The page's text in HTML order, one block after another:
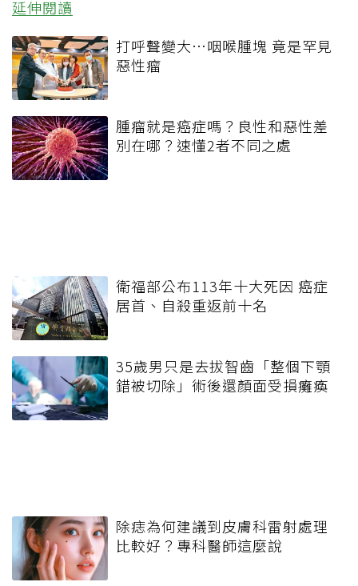
延伸閱讀
打呼聲變大…咽喉腫塊 竟是罕見
惡性瘤
腫瘤就是癌症嗎？良性和惡性差
別在哪？速懂2者不同之處
衛福部公布113年十大死因 癌症
居首、自殺重返前十名
35歲男只是去拔智齒「整個下顎
錯被切除」術後還顏面受損癱瘓
除痣為何建議到皮膚科雷射處理
比較好？專科醫師這麼說